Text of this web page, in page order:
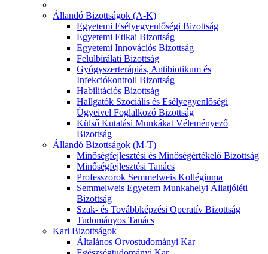
Állandó Bizottságok (A-K)
Egyetemi Esélyegyenlőségi Bizottság
Egyetemi Etikai Bizottság
Egyetemi Innovációs Bizottság
Felülbírálati Bizottság
Gyógyszerterápiás, Antibiotikum és
Infekciókontroll Bizottság
Habilitációs Bizottság
Hallgatók Szociális és Esélyegyenlőségi
Ügyeivel Foglalkozó Bizottság
Külső Kutatási Munkákat Véleményező
Bizottság
Állandó Bizottságok (M-T)
Minőségfejlesztési és Minőségértékelő Bizottság
Minőségfejlesztési Tanács
Professzorok Semmelweis Kollégiuma
Semmelweis Egyetem Munkahelyi Állatjóléti
Bizottság
Szak- és Továbbképzési Operatív Bizottság
Tudományos Tanács
Kari Bizottságok
Általános Orvostudományi Kar